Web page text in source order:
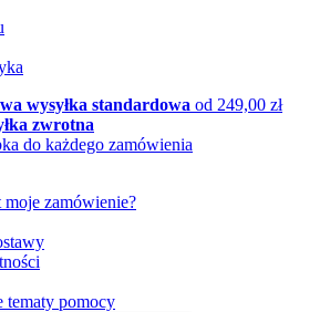
wysyłka standardowa od 249,00 zł
zwrotna
do każdego zamówienia
moje zamówienie?
tematy pomocy